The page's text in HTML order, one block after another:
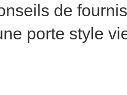
de
porte style